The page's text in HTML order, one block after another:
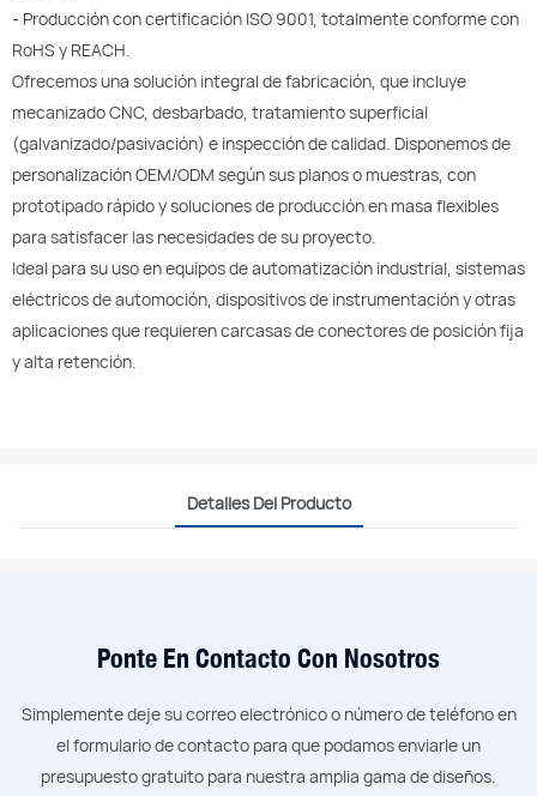
- Producción con certificación ISO 9001, totalmente conforme con
RoHS y REACH.
Ofrecemos una solución integral de fabricación, que incluye
mecanizado CNC, desbarbado, tratamiento superficial
(galvanizado/pasivación) e inspección de calidad. Disponemos de
personalización OEM/ODM según sus planos o muestras, con
prototipado rápido y soluciones de producción en masa flexibles
para satisfacer las necesidades de su proyecto.
Ideal para su uso en equipos de automatización industrial, sistemas
eléctricos de automoción, dispositivos de instrumentación y otras
aplicaciones que requieren carcasas de conectores de posición fija
y alta retención.
Detalles Del Producto
Ponte En Contacto Con Nosotros
Simplemente deje su correo electrónico o número de teléfono en
el formulario de contacto para que podamos enviarle un
presupuesto gratuito para nuestra amplia gama de diseños.